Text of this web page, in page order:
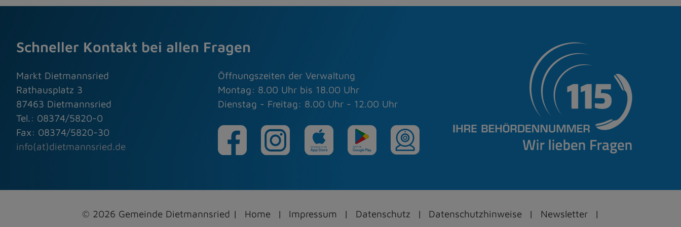
Schneller Kontakt bei allen Fragen
Markt Dietmannsried
Rathausplatz 3
87463 Dietmannsried
Tel.: 08374/5820-0
Fax: 08374/5820-30
info(at)dietmannsried.de
Öffnungszeiten der Verwaltung
Montag: 8.00 Uhr bis 18.00 Uhr
Dienstag - Freitag: 8.00 Uhr - 12.00 Uhr
© 2026 Gemeinde Dietmannsried Home Impressum Datenschutz Datenschutzhinweise Newsletter